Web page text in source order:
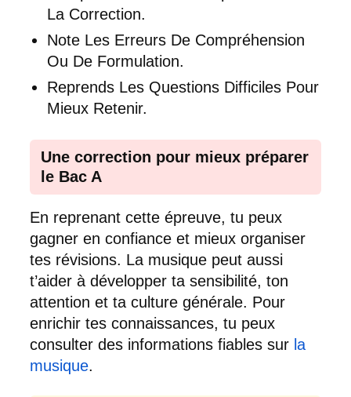
La Correction.
Note Les Erreurs De Compréhension
Ou De Formulation.
Reprends Les Questions Difficiles Pour
Mieux Retenir.
Une correction pour mieux préparer
le Bac A
En reprenant cette épreuve, tu peux
gagner en confiance et mieux organiser
tes révisions. La musique peut aussi
t’aider à développer ta sensibilité, ton
attention et ta culture générale. Pour
enrichir tes connaissances, tu peux
consulter des informations fiables sur la
musique.